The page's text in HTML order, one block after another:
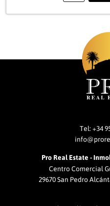
Tel: +34
Pro Real Estate -
Centro Comercial
29670 San Pedro